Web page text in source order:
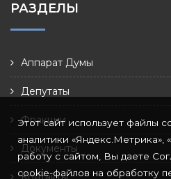
РАЗДЕЛЫ
Аппарат Думы
Депутаты
Фракции
Документы
Этот сайт использует файлы
аналитики «Яндекс.Метрика»,
работу с сайтом, Вы даете
cookie-файлов на обработку